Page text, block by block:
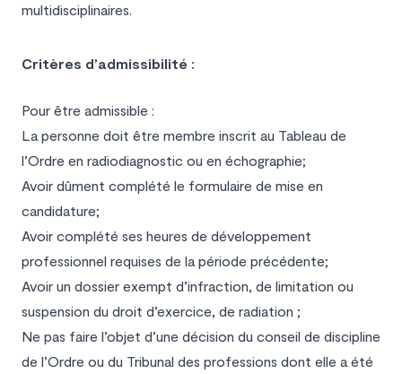
multidisciplinaires.
Critères d’admissibilité :
Pour être admissible :
La personne doit être membre inscrit au Tableau de
l’Ordre en radiodiagnostic ou en échographie;
Avoir dûment complété le formulaire de mise en
candidature;
Avoir complété ses heures de développement
professionnel requises de la période précédente;
Avoir un dossier exempt d’infraction, de limitation ou
suspension du droit d’exercice, de radiation ;
Ne pas faire l’objet d’une décision du conseil de discipline
de l’Ordre ou du Tribunal des professions dont elle a été